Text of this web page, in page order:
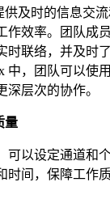
供及时的信息交流
作效率。团队成
时联络，并及时
中，团队可以使
深层次的协作。
量
可以设定通道和
时间，保障工作